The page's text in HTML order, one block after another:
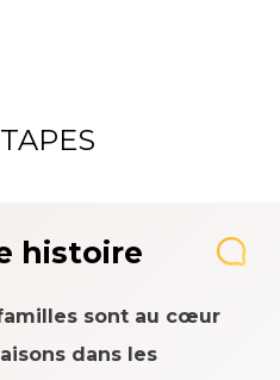
histoire
sont au cœur
dans les